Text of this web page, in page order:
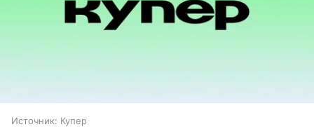
Источник: Купер